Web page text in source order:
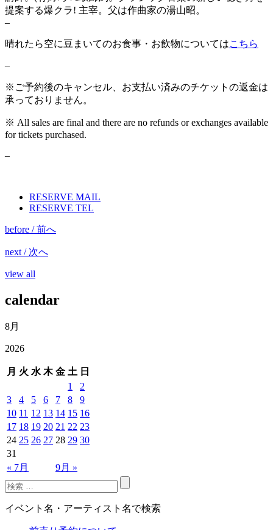
提案する爆クラ! 主宰。父は作曲家の湯山昭。
–
晴れたら空に豆まいてのお食事・お飲物についてはこちら
–
※ ご予約後のキャンセル、お支払い済みのチケットの返金は
承っておりません。
※ All sales are final and there are no refunds or exchanges available
for tickets purchased.
–
RESERVE MAIL
RESERVE TEL
before / 前へ
next / 次へ
view all
calendar
8月
2026
月 火 水 木 金 土 日
« 7月 9月 »
1
2
3
4 5 6 7 8
9
10 11 12 13 14 15 16
17 18 19 20 21 22 23
24 25 26 27 28 29 30
31
イベント名・アーティスト名で検索